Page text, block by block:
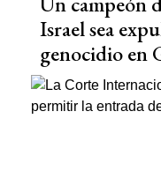
Israel sea
genocidio en